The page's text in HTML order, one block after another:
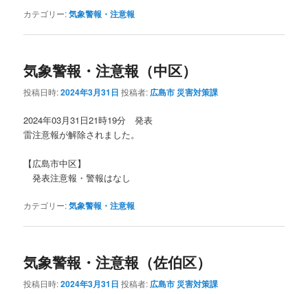
カテゴリー:気象警報・注意報
気象警報・注意報（中区）
投稿日時:2024年3月31日 投稿者: 広島市 災害対策課
2024年03月31日21時19分 発表
雷注意報が解除されました。
【広島市中区】
発表注意報・警報はなし
カテゴリー:気象警報・注意報
気象警報・注意報（佐伯区）
投稿日時:2024年3月31日 投稿者: 広島市 災害対策課